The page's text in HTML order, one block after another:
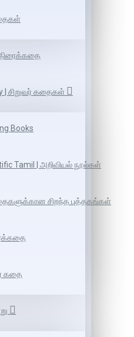
| சிறுவர் கதைகள்
Books
Tamil | அறிவியல் நூல்கள்
சிறந்த புத்தகங்கள்
கதை